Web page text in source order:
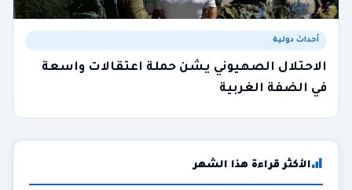
أحداث دولية
الاحتلال الصهيوني يشن حملة اعتقالات واسعة
في الضفة الغربية
الأكثر قراءة هذا الشهر